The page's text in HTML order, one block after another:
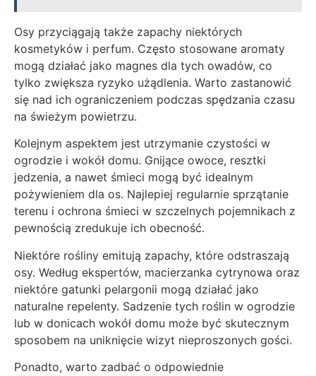
Osy przyciągają także zapachy niektórych
kosmetyków i perfum. Często stosowane aromaty
mogą działać jako magnes dla tych owadów, co
tylko zwiększa ryzyko użądlenia. Warto zastanowić
się nad ich ograniczeniem podczas spędzania czasu
na świeżym powietrzu.
Kolejnym aspektem jest utrzymanie czystości w
ogrodzie i wokół domu. Gnijące owoce, resztki
jedzenia, a nawet śmieci mogą być idealnym
pożywieniem dla os. Najlepiej regularnie sprzątanie
terenu i ochrona śmieci w szczelnych pojemnikach z
pewnością zredukuje ich obecność.
Niektóre rośliny emitują zapachy, które odstraszają
osy. Według ekspertów, macierzanka cytrynowa oraz
niektóre gatunki pelargonii mogą działać jako
naturalne repelenty. Sadzenie tych roślin w ogrodzie
lub w donicach wokół domu może być skutecznym
sposobem na uniknięcie wizyt nieproszonych gości.
Ponadto, warto zadbać o odpowiednie